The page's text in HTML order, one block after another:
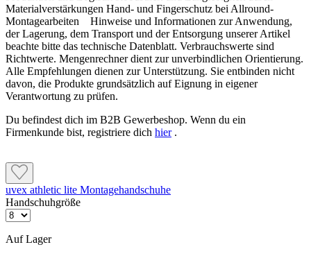
Eigenschaften und Anwendung
Bauarbeiter, die bei Arbeiten in der Höhe oder beim Umgang mit
schweren Maschinen Augenschutz benötigen
Handwerker, die beim Schleifen, Schweißen oder beim Umgang mit
Chemikalien arbeiten
Sportler, die bei Outdoor-Aktivitäten wie Radfahren oder Skifahren
Schutz vor Sonnenstrahlen und Wind benötigen
Materialverstärkungen Hand- und Fingerschutz bei Allround-
Montagearbeiten Hinweise und Informationen zur Anwendung,
der Lagerung, dem Transport und der Entsorgung unserer Artikel
beachte bitte das technische Datenblatt. Verbrauchswerte sind
Richtwerte. Mengenrechner dient zur unverbindlichen Orientierung.
Alle Empfehlungen dienen zur Unterstützung. Sie entbinden nicht
davon, die Produkte grundsätzlich auf Eignung in eigener
Verantwortung zu prüfen.
Du befindest dich im B2B Gewerbeshop. Wenn du ein
Firmenkunde bist, registriere dich hier.
uvex athletic lite Montagehandschuhe
Handschuhgröße
Auf Lager